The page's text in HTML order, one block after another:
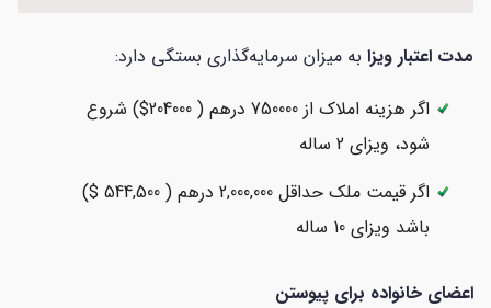
مدت اعتبار ویزا به میزان سرمایه‌گذاری بستگی دارد:
اگر هزینه املاک از 750000 درهم ( 204000$) شروع
شود، ویزای 2 ساله
اگر قیمت ملک حداقل 2,000,000 درهم ( 544,500 $)
باشد ویزای 10 ساله
اعضای خانواده برای پیوستن